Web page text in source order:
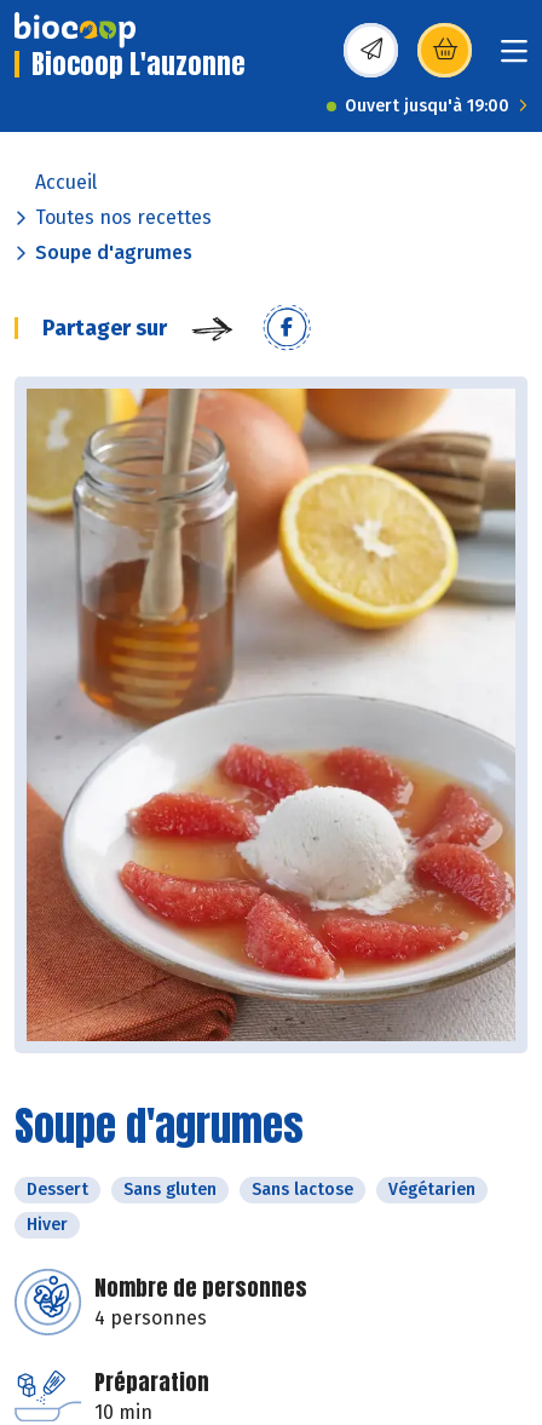
Biocoop L'auzonne (s’ouvre dans une
Ouvert jusqu'à 19:00
Accueil
Toutes nos recettes
Soupe d'agrumes
Partager sur
Soupe d'agrumes
Dessert Sans gluten Sans lactose
Végétarien
Hiver
Nombre de personnes
4 personnes
Préparation
10 min